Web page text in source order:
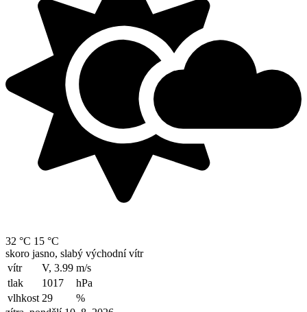
32 °C 15 °C
skoro jasno, slabý východní vítr
vítr
V, 3.99 m/s
tlak
1017
hPa
vlhkost 29
%